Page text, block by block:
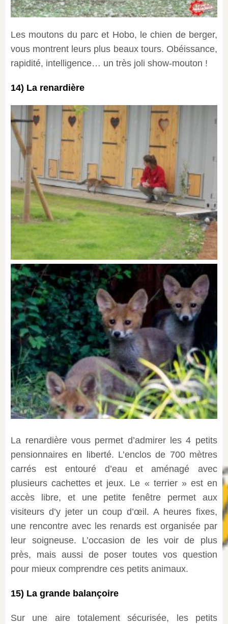
Les moutons du parc et Hobo, le chien de berger,
vous montrent leurs plus beaux tours. Obéissance,
rapidité, intelligence… un très joli show-mouton !
14) La renardière
La renardière vous permet d’admirer les 4 petits
pensionnaires en liberté. L’enclos de 700 mètres
carrés est entouré d’eau et aménagé avec
plusieurs cachettes et jeux. Le « terrier » est en
accès libre, et une petite fenêtre permet aux
visiteurs d’y jeter un coup d’œil. A heures fixes,
une rencontre avec les renards est organisée par
leur soigneuse. L’occasion de les voir de plus
près, mais aussi de poser toutes vos question
pour mieux comprendre ces petits animaux.
15) La grande balançoire
Sur une aire totalement sécurisée, les petits